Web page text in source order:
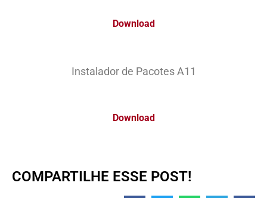
Download
Instalador de Pacotes A11
Download
COMPARTILHE ESSE POST!